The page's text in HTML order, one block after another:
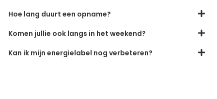
Hoe lang duurt een opname?
Komen jullie ook langs in het weekend?
Kan ik mijn energielabel nog verbeteren?